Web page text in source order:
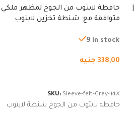
حافظة لابتوب من الجوخ لمظهر ملكي |
متوافقة مع: شنطة تخزين لابتوب
من الجوخ لجهاز نوت بوك والتابلت،
9 in stock
338,00 جنيه
SKU: Sleeve-felt-Grey-14X
حافظة لابتوب من الجوخ شنطة لابتوب